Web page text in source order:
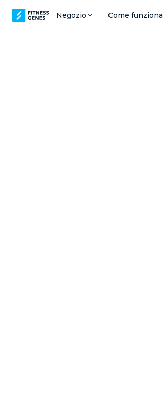
Negozio Come funziona